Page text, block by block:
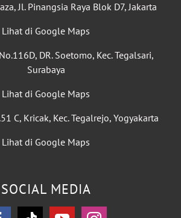
Jl. Pinangsia Raya Blok D7, Jakarta
Lihat di Google Maps
DR. Soetomo, Kec. Tegalsari,
Surabaya
Lihat di Google Maps
C, Kricak, Kec. Tegalrejo, Yogyakarta
Lihat di Google Maps
SOCIAL MEDIA